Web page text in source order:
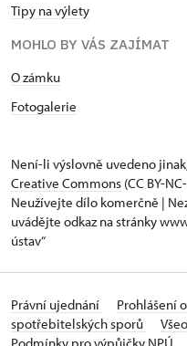
Tipy na výlety
MOHLO BY VÁS ZAJÍMAT
O zámku
Fotogalerie
Není-li výslovně uvedeno
Creative Commons (CC BY-
Neužívejte dílo komerčně |
uvádějte odkaz na stránky
ústav“
Právní ujednání Prohlášení
spotřebitelských sporů